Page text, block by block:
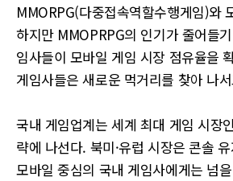
MMORPG(다중접속역할수행게임)와
하지만 MMOPRPG의 인기가 줄어들
임사들이 모바일 게임 시장 점유율을
게임사들은 새로운 먹거리를 찾아 나
국내 게임업계는 세계 최대 게임 시장
략에 나선다. 북미·유럽 시장은 콘솔
모바일 중심의 국내 게임사에게는 넘